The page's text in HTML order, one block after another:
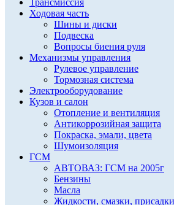
Трансмиссия
Ходовая часть
Шины и диски
Подвеска
Вопросы биения руля
Механизмы управления
Рулевое управление
Тормозная система
Электрооборудование
Кузов и салон
Отопление и вентиляция
Антикоррозийная защита
Покраска, эмали, цвета
Шумоизоляция
ГСМ
АВТОВАЗ: ГСМ на 2005г
Бензины
Масла
Жидкости, смазки, присадки